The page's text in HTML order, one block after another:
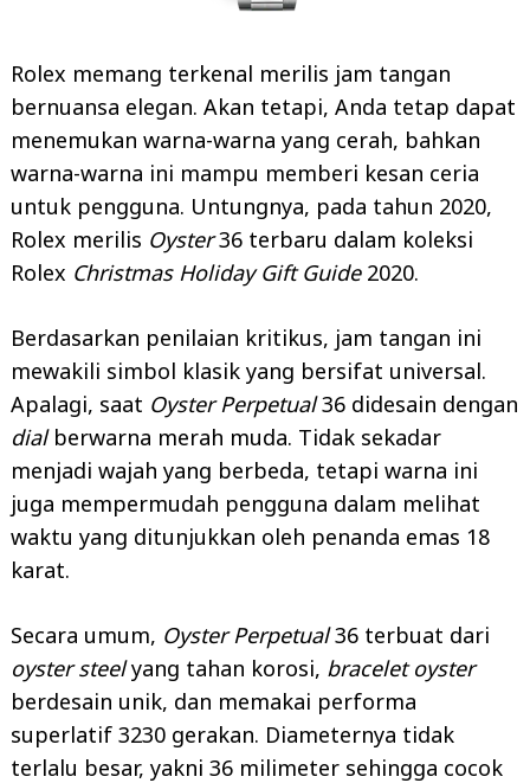
Rolex memang terkenal merilis jam tangan
bernuansa elegan. Akan tetapi, Anda tetap dapat
menemukan warna-warna yang cerah, bahkan
warna-warna ini mampu memberi kesan ceria
untuk pengguna. Untungnya, pada tahun 2020,
Rolex merilis Oyster36 terbaru dalam koleksi
Rolex Christmas Holiday Gift Guide2020.
Berdasarkan penilaian kritikus, jam tangan ini
mewakili simbol klasik yang bersifat universal.
Apalagi, saat Oyster Perpetual36 didesain dengan
dialberwarna merah muda. Tidak sekadar
menjadi wajah yang berbeda, tetapi warna ini
juga mempermudah pengguna dalam melihat
waktu yang ditunjukkan oleh penanda emas 18
karat.
Secara umum, Oyster Perpetual36 terbuat dari
oyster steelyang tahan korosi, bracelet oyster
berdesain unik, dan memakai performa
superlatif 3230 gerakan. Diameternya tidak
terlalu besar, yakni 36 milimeter sehingga cocok
for: